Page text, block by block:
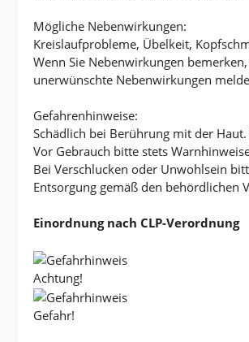
Mögliche Nebenwirkungen:
Kreislaufprobleme, Übelkeit,
Wenn Sie Nebenwirkungen
unerwünschte Nebenwirkungen
Gefahrenhinweise:
Schädlich bei Berührung mit der
Vor Gebrauch bitte stets
Bei Verschlucken oder Unwohlsein
Entsorgung gemäß den behördlichen
Einordnung nach CLP-Verordnung
Achtung!
Gefahr!